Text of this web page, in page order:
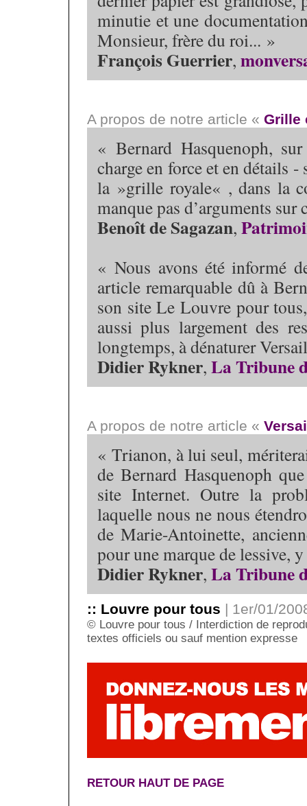
minutie et une
Monsieur, frère du roi... »
François Guerrier,
A propos de notre article « Grille
« Bernard Hasquenoph,
charge en force et en détails
la »grille royale« , dans la
manque pas d’arguments
Benoît de Sagazan,
« Nous avons été informé
article remarquable dû à
son site Le Louvre pour
aussi plus largement des
longtemps, à dénaturer
Didier Rykner, La Tribune
A propos de notre article «
« Trianon, à lui seul,
de Bernard Hasquenoph
site Internet. Outre la
laquelle nous ne nous
de Marie-Antoinette,
pour une marque de lessive,
Didier Rykner, La Tribune
:: Louvre pour tous | 1er/01/
© Louvre pour tous / Interdiction de
textes officiels ou sauf mention expresse
RETOUR HAUT DE PAGE